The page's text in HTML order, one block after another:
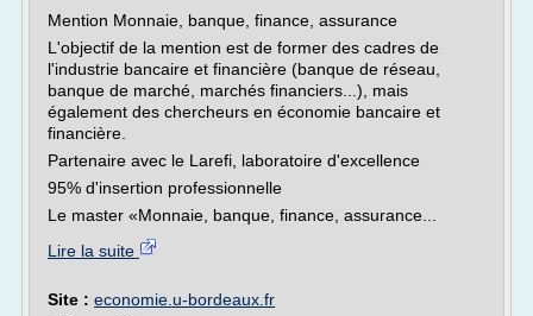
Mention Monnaie, banque, finance, assurance
L'objectif de la mention est de former des cadres de
l'industrie bancaire et financière (banque de réseau,
banque de marché, marchés financiers...), mais
également des chercheurs en économie bancaire et
financière.
Partenaire avec le Larefi, laboratoire d'excellence
95% d'insertion professionnelle
Le master «Monnaie, banque, finance, assurance...
Lire la suite
Site : economie.u-bordeaux.fr